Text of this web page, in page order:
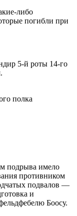
либо
погибли при
5-й роты 14-го
полка
подрыва имело
противником
подвалов —
и
Боосу.